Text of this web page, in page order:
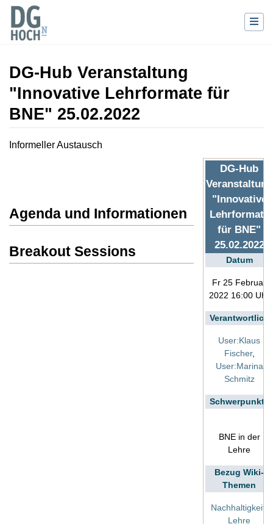
DG-Hub Veranstaltung
"Innovative Lehrformate für
BNE" 25.02.2022
Wechseln zu:Navigation
Informeller Austausch
DG-Hub
Veranstaltung
"Innovative
Lehrformate
für BNE"
25.02.2022
Datum
Fr 25 Februar
2022 16:00 Uhr
Verantwortlich
User:Klaus
Fischer,
User:Marina
Schmitz
Schwerpunkte
BNE in der
Lehre
Bezug Wiki-
Themen
Nachhaltigkeit
Lehre
Agenda und Informationen
Breakout Sessions